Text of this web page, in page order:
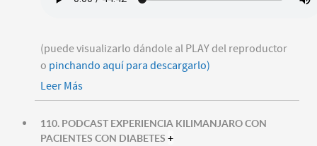
(puede visualizarlo dándole al PLAY del reproductor
o pinchando aquí para descargarlo)
Leer Más
110. PODCAST EXPERIENCIA KILIMANJARO CON
PACIENTES CON DIABETES +